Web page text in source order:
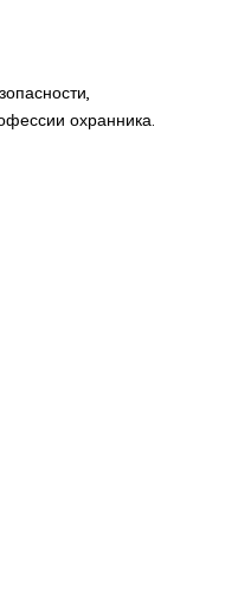
охранника.